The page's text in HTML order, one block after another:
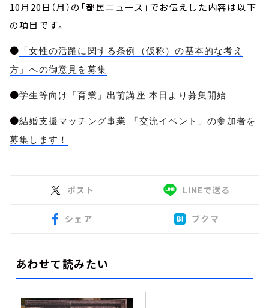
10月20日（月）の「都民ニュース」でお伝えした内容は以下
の項目です。
● 「女性の活躍に関する条例（仮称）の基本的な考え
方」への御意見を募集
●学生等向け「育業」出前講座 本日より募集開始
●結婚支援マッチング事業 「交流イベント」の参加者を
募集します！
ポスト LINEで送る
シェア ブクマ
あわせて読みたい